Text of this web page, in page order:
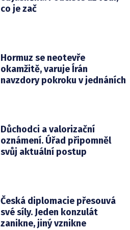
co je zač
Hormuz se neotevře
okamžitě, varuje Írán
navzdory pokroku v jednáních
Důchodci a valorizační
oznámení. Úřad připomněl
svůj aktuální postup
Česká diplomacie přesouvá
své síly. Jeden konzulát
zanikne, jiný vznikne